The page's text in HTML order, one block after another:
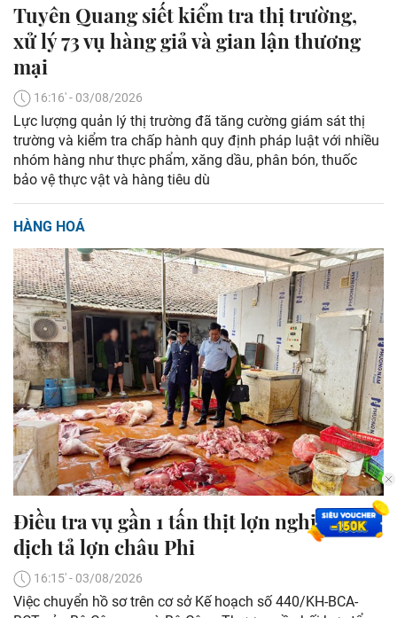
Tuyên Quang siết kiểm tra thị trường,
xử lý 73 vụ hàng giả và gian lận thương
mại
16:16' - 03/08/2026
Lực lượng quản lý thị trường đã tăng cường giám sát thị
trường và kiểm tra chấp hành quy định pháp luật với nhiều
nhóm hàng như thực phẩm, xăng dầu, phân bón, thuốc
bảo vệ thực vật và hàng tiêu dù
HÀNG HOÁ
Điều tra vụ gần 1 tấn thịt lợn nghi nhiễm
dịch tả lợn châu Phi
16:15' - 03/08/2026
Việc chuyển hồ sơ trên cơ sở Kế hoạch số 440/KH-BCA-